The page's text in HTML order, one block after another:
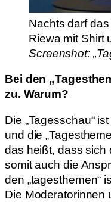
Nachts darf
Riewa mit Shirt
Screenshot:
Bei den
zu. Warum?
Die „Tagesschau“
und die
das heißt, dass sich
somit auch die
den „tagesthemen“
Die Moderatorinnen